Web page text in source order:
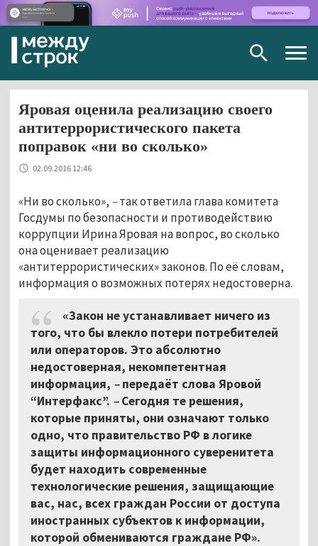
Яровая оценила реализацию своего
антитеррористического пакета
поправок «ни во сколько»
02.09.2016 12:46
«Ни во сколько», –так ответила глава комитета
Госдумы по безопасности и противодействию
коррупции Ирина Яровая на вопрос, во сколько
она оценивает реализацию
«антитеррористических» законов. По её словам,
информация о возможных потерях недостоверна.
«Закон не устанавливает ничего из
того, что бы влекло потери потребителей
или операторов. Это абсолютно
недостоверная, некомпетентная
информация, –передаёт слова Яровой
“Интерфакс”. –Сегодня те решения,
которые приняты, они означают только
одно, что правительство РФ в логике
защиты информационного суверенитета
будет находить современные
технологические решения, защищающие
вас, нас, всех граждан России от доступа
иностранных субъектов к информации,
которой обмениваются граждане РФ».